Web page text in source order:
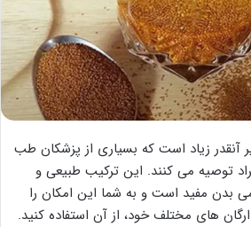
زیاد است که بسیاری از پزشکان طب
توصیه می کنند. این ترکیب طبیعی و
بدن مفید است و به شما این امکان را
های مختلف خود، از آن استفاده کنید.